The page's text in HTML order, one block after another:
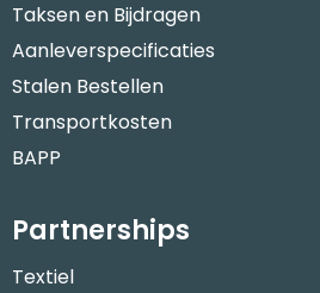
Taksen en Bijdragen
Aanleverspecificaties
Stalen Bestellen
Transportkosten
BAPP
Partnerships
Textiel